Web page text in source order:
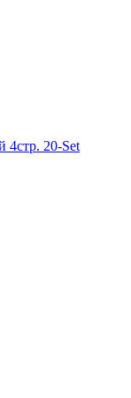
20-Set